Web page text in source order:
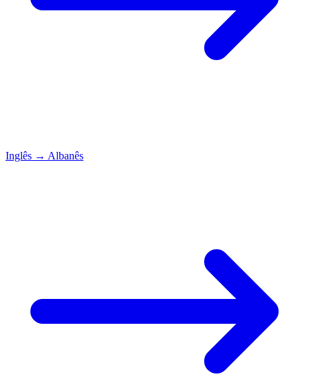
Inglês → Albanês